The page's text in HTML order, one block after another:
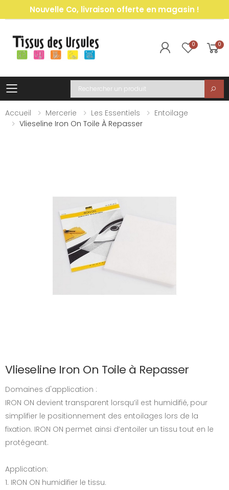
Nouvelle Co, livraison offerte en magasin !
0 0
Toggle mobile menu
Recherche
Accueil
Mercerie Les Essentiels
Entoilage
Vlieseline Iron On Toile À Repasser
Vlieseline Iron On Toile à Repasser
Domaines d'application :
IRON ON devient transparent lorsqu’il est humidifié, pour
simplifier le positionnement des entoilages lors de la
fixation. IRON ON permet ainsi d’entoiler un tissu tout en le
protégeant.
Application:
1. IRON ON humidifier le tissu.